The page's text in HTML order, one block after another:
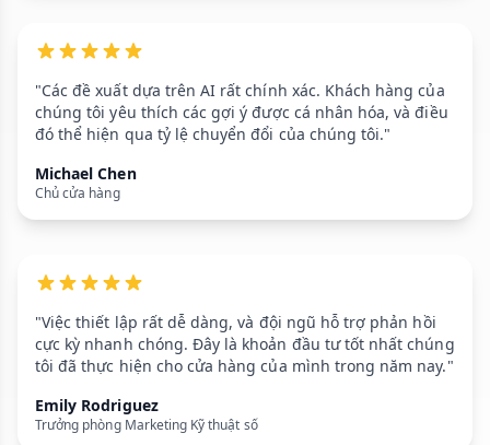
"Các đề xuất dựa trên AI rất chính xác. Khách hàng của
chúng tôi yêu thích các gợi ý được cá nhân hóa, và điều
đó thể hiện qua tỷ lệ chuyển đổi của chúng tôi."
Michael Chen
Chủ cửa hàng
"Việc thiết lập rất dễ dàng, và đội ngũ hỗ trợ phản hồi
cực kỳ nhanh chóng. Đây là khoản đầu tư tốt nhất chúng
tôi đã thực hiện cho cửa hàng của mình trong năm nay."
Emily Rodriguez
Trưởng phòng Marketing Kỹ thuật số